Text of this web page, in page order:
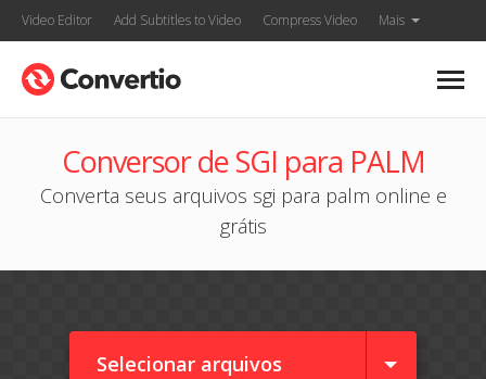
Video Editor Add Subtitles to Video Compress Video Mais
Conversor de SGI para PALM
Converta seus arquivos sgi para palm online e
grátis
Selecionar arquivos